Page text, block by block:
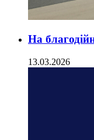
На
13.03.2026